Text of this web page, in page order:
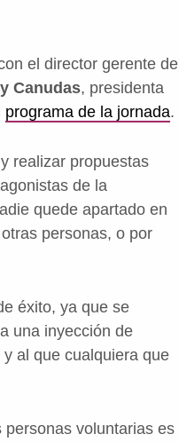
el director gerente de
Canudas, presidenta
programa de la jornada.
realizar propuestas
de la
quede apartado en
personas, o por
éxito, ya que se
una inyección de
al que cualquiera que
voluntarias es